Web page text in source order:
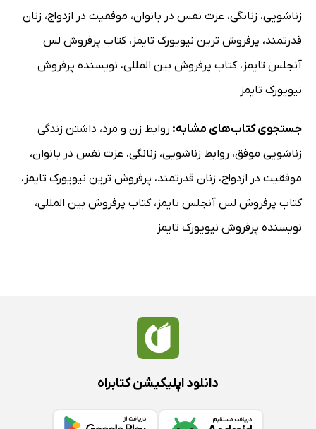
زناشویی، زنانگی، عزت نفس در بانوان، موفقیت در ازدواج، زنان
قدرتمند، پرفروش ترین نیویورک تایمز ،کتاب پرفروش لس
آنجلس تایمز ،کتاب پرفروش بین المللی، نویسنده پرفروش
نیویورک تایمز
جستجوی کتاب‌های مشابه: روابط زن و مرد، داشتن زندگی
زناشویی موفق، روابط زناشویی، زنانگی، عزت نفس در بانوان،
موفقیت در ازدواج، زنان قدرتمند، پرفروش ترین نیویورک تایمز ،
کتاب پرفروش لس آنجلس تایمز ،کتاب پرفروش بین المللی،
نویسنده پرفروش نیویورک تایمز
دانلود اپلیکیشن کتابراه